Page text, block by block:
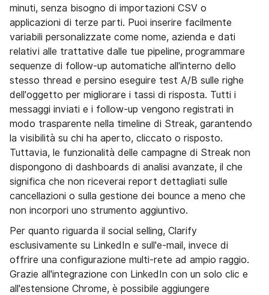
minuti, senza bisogno di importazioni CSV o
applicazioni di terze parti. Puoi inserire facilmente
variabili personalizzate come nome, azienda e dati
relativi alle trattative dalle tue pipeline, programmare
sequenze di follow-up automatiche all'interno dello
stesso thread e persino eseguire test A/B sulle righe
dell'oggetto per migliorare i tassi di risposta. Tutti i
messaggi inviati e i follow-up vengono registrati in
modo trasparente nella timeline di Streak, garantendo
la visibilità su chi ha aperto, cliccato o risposto.
Tuttavia, le funzionalità delle campagne di Streak non
dispongono di dashboards di analisi avanzate, il che
significa che non riceverai report dettagliati sulle
cancellazioni o sulla gestione dei bounce a meno che
non incorpori uno strumento aggiuntivo.
Per quanto riguarda il social selling, Clarify
esclusivamente su LinkedIn e sull'e-mail, invece di
offrire una configurazione multi-rete ad ampio raggio.
Grazie all'integrazione con LinkedIn con un solo clic e
all'estensione Chrome, è possibile aggiungere